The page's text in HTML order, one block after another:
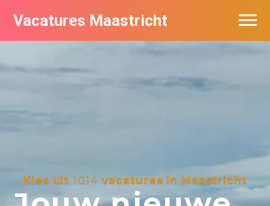
Vacatures Maastricht
Kies uit1014 vacatures in Maastricht
Vacatures per bedrijf in Maastricht
De populairste vacatures in Maastricht